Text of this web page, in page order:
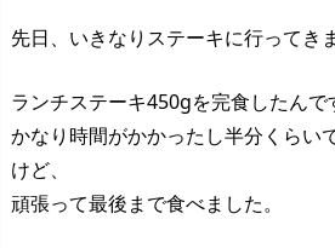
先日、いきなりステーキに行ってき
ランチステーキ450gを完食したんで
かなり時間がかかったし半分くらい
けど、
頑張って最後まで食べました。